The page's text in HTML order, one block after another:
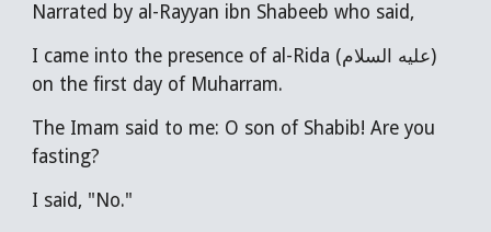
Narrated by al-Rayyan ibn Shabeeb who said,
I came into the presence of al-Rida (عليه السلام)
on the first day of Muharram.
The Imam said to me: O son of Shabib! Are you
fasting?
I said, "No."